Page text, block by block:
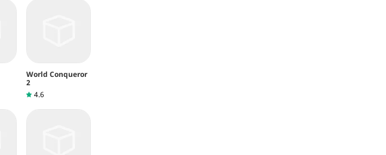
World Conqueror
2
4.6